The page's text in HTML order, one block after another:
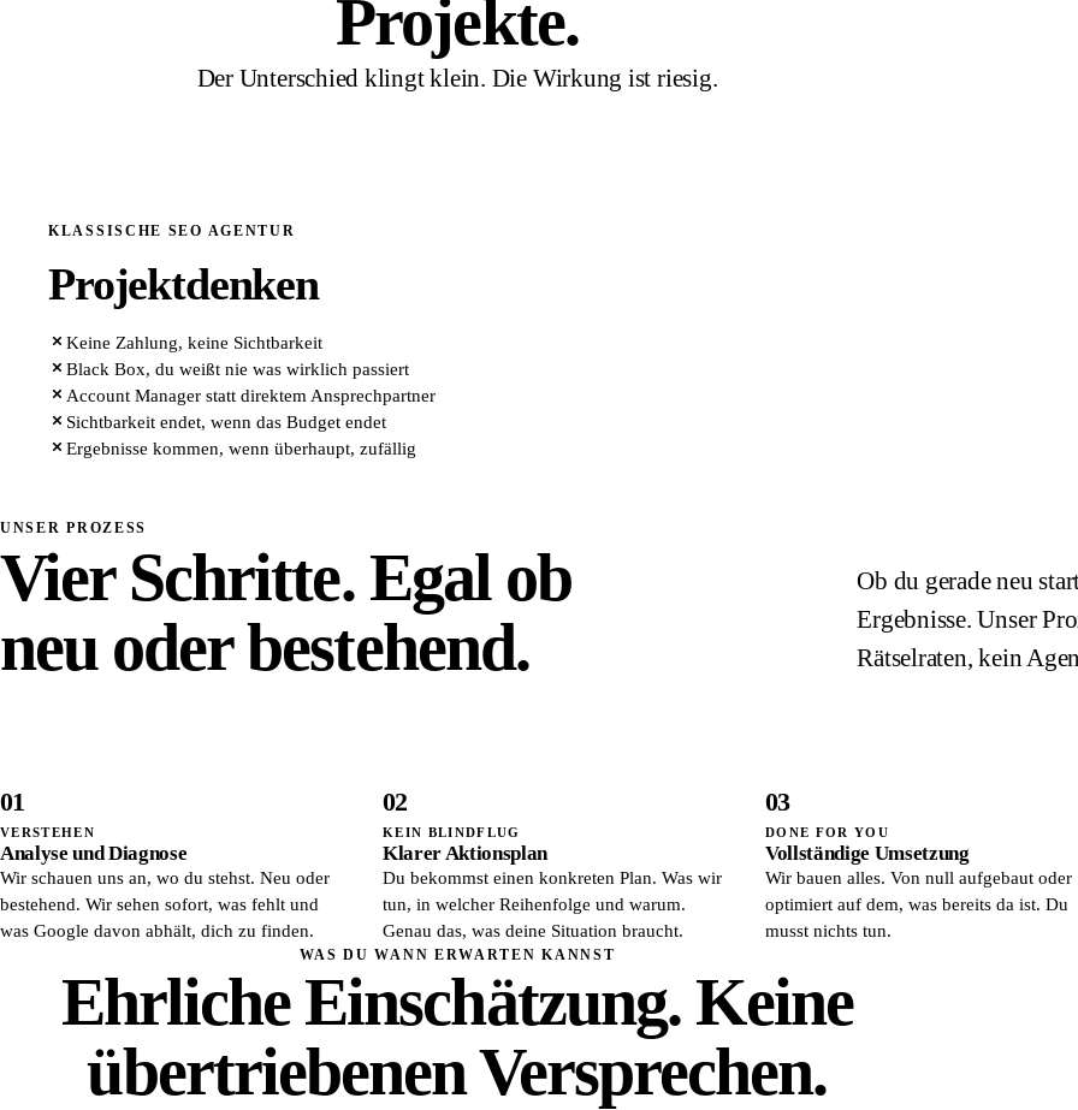
Projekte.
Der Unterschied klingt klein. Die Wirkung ist riesig.
KLASSISCHE SEO AGENTUR
Projektdenken
Keine Zahlung, keine Sichtbarkeit
Black Box, du weißt nie was wirklich passiert
Account Manager statt direktem Ansprechpartner
Sichtbarkeit endet, wenn das Budget endet
Ergebnisse kommen, wenn überhaupt, zufällig
UNSER PROZESS
Vier Schritte. Egal ob
neu oder bestehend.
Ob du gerade neu
Ergebnisse. Unser
Rätselraten, kein
01
VERSTEHEN
Analyse und Diagnose
Wir schauen uns an, wo du stehst. Neu oder
bestehend. Wir sehen sofort, was fehlt und
was Google davon abhält, dich zu finden.
02
KEIN BLINDFLUG
Klarer Aktionsplan
Du bekommst einen konkreten Plan. Was wir
tun, in welcher Reihenfolge und warum.
Genau das, was deine Situation braucht.
03
DONE FOR YOU
Vollständige Umsetzung
Wir bauen alles. Von null aufgebaut oder
optimiert auf dem, was bereits da ist. Du
musst nichts tun.
WAS DU WANN ERWARTEN KANNST
Ehrliche Einschätzung. Keine
übertriebenen Versprechen.